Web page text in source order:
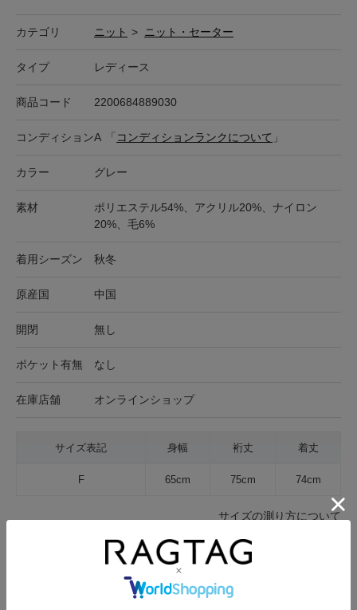
カテゴリ ニット > ニット・セーター
タイプ レディース
商品コード 2200684889030
コンディションA 「 コンディションランクについて 」
カラー グレー
素材
ポリエステル54%、アクリル20%、ナイロン
20%、毛6%
着用シーズン 秋冬
原産国 中国
開閉 無し
ポケット有無 なし
在庫店舗 オンラインショップ
サイズ表記 身幅 裄丈 着丈
F 65cm 75cm 74cm
サイズの測り方について
普通